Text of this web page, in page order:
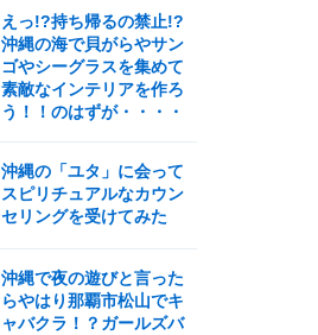
えっ!?持ち帰るの禁止!?
沖縄の海で貝がらやサン
ゴやシーグラスを集めて
素敵なインテリアを作ろ
う！！のはずが・・・・
沖縄の「ユタ」に会って
スピリチュアルなカウン
セリングを受けてみた
沖縄で夜の遊びと言った
らやはり那覇市松山でキ
ャバクラ！？ガールズバ